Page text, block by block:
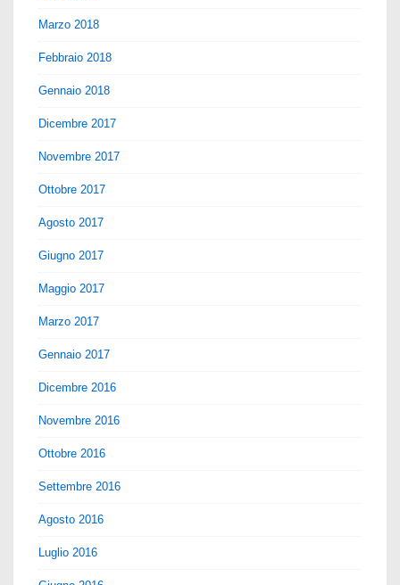
Marzo 2018
Febbraio 2018
Gennaio 2018
Dicembre 2017
Novembre 2017
Ottobre 2017
Agosto 2017
Giugno 2017
Maggio 2017
Marzo 2017
Gennaio 2017
Dicembre 2016
Novembre 2016
Ottobre 2016
Settembre 2016
Agosto 2016
Luglio 2016